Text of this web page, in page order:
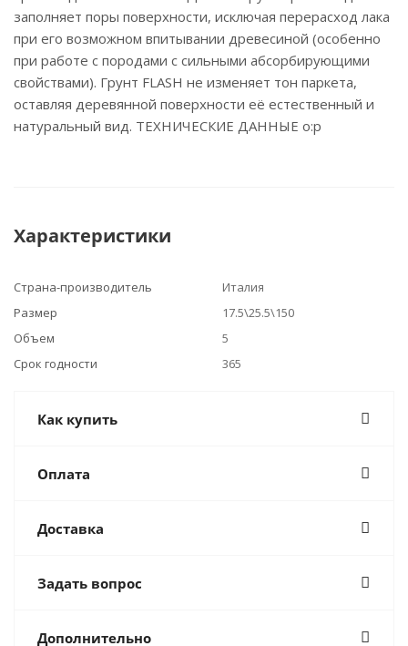
заполняет поры поверхности, исключая перерасход лака
при его возможном впитывании древесиной (особенно
при работе с породами с сильными абсорбирующими
свойствами). Грунт FLASH не изменяет тон паркета,
оставляя деревянной поверхности её естественный и
натуральный вид. ТЕХНИЧЕСКИЕ ДАННЫЕ o:p
Характеристики
Страна-производитель
Италия
Размер
17.5\25.5\150
Объем
5
Срок годности
365
Как купить
Оплата
Доставка
Задать вопрос
Дополнительно